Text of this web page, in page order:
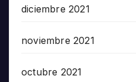
diciembre 2021
noviembre 2021
octubre 2021